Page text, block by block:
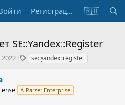
Регистрация 🇷🇺
SE::Yandex::Register
2022
Т
и
se::yandex::register
A-Parser Enterprise